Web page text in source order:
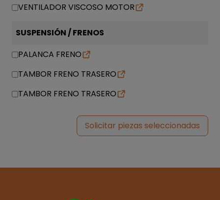
VENTILADOR VISCOSO MOTOR
SUSPENSIÓN / FRENOS
PALANCA FRENO
TAMBOR FRENO TRASERO
TAMBOR FRENO TRASERO
Solicitar piezas seleccionadas